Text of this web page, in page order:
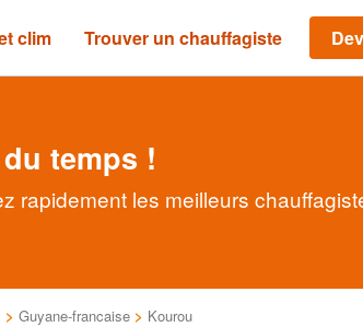
clim Trouver un chauffagiste
temps !
rapidement les meilleurs
> Guyane-francaise > Kourou